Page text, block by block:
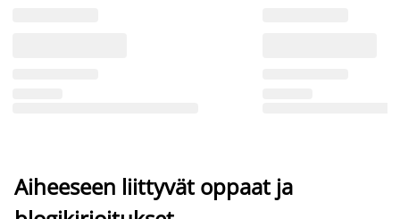
Aiheeseen liittyvät oppaat ja